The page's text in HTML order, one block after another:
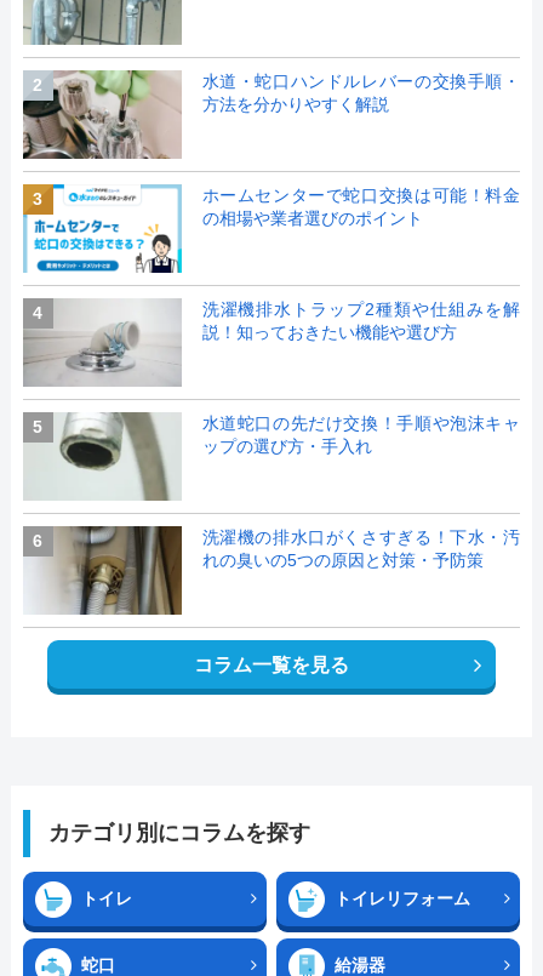
2
水道・蛇口ハンドルレバーの交換手順・
方法を分かりやすく解説
3
ホームセンターで蛇口交換は可能！料金
の相場や業者選びのポイント
4
洗濯機排水トラップ2種類や仕組みを解
説！知っておきたい機能や選び方
5
水道蛇口の先だけ交換！手順や泡沫キャ
ップの選び方・手入れ
6
洗濯機の排水口がくさすぎる！下水・汚
れの臭いの5つの原因と対策・予防策
コラム一覧を見る
カテゴリ別にコラムを探す
トイレ トイレリフォーム
蛇口 給湯器